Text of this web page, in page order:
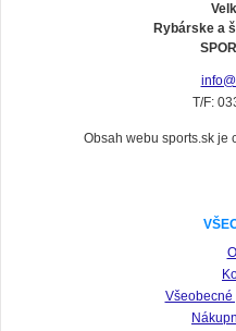
Rybárske a
T/F:
Obsah webu sports.sk je